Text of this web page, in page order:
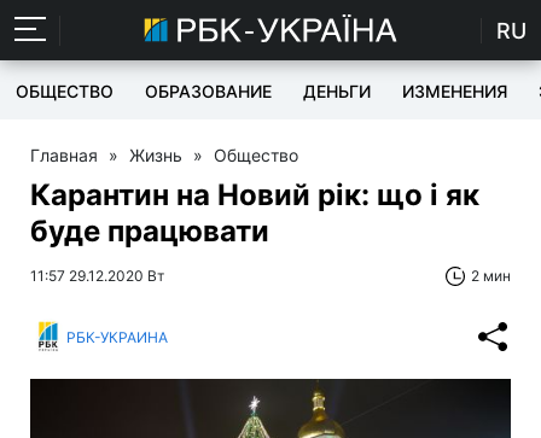
RU
ОБЩЕСТВО ОБРАЗОВАНИЕ ДЕНЬГИ ИЗМЕНЕНИЯ
Главная » Жизнь » Общество
Карантин на Новий рік: що і як
буде працювати
11:57 29.12.2020 Вт 2 мин
РБК-УКРАИНА